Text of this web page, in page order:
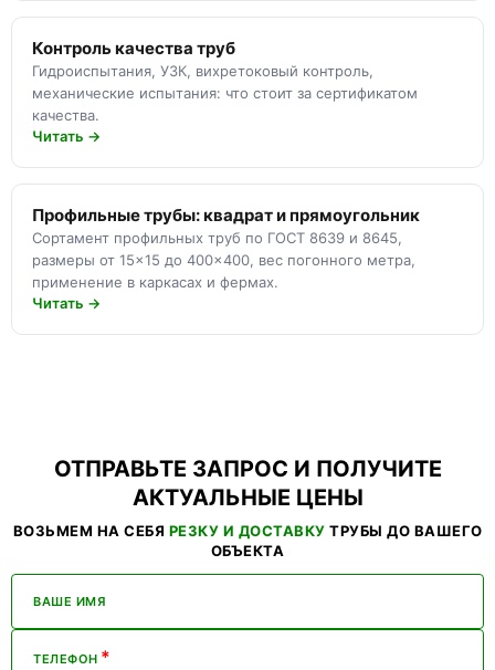
Контроль качества труб
Гидроиспытания, УЗК, вихретоковый контроль,
механические испытания: что стоит за сертификатом
качества.
Читать →
Профильные трубы: квадрат и прямоугольник
Сортамент профильных труб по ГОСТ 8639 и 8645,
размеры от 15×15 до 400×400, вес погонного метра,
применение в каркасах и фермах.
Читать →
ОТПРАВЬТЕ ЗАПРОС И ПОЛУЧИТЕ
АКТУАЛЬНЫЕ ЦЕНЫ
ВОЗЬМЕМ НА СЕБЯ РЕЗКУ И ДОСТАВКУ ТРУБЫ ДО ВАШЕГО
ОБЪЕКТА
ВАШЕ ИМЯ
ТЕЛЕФОН *